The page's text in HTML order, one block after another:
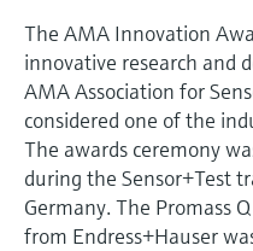
The AMA Innovation
innovative research and
AMA Association for
considered one of the
The awards ceremony
during the Sensor+Test
Germany. The Promass
from Endress+Hauser